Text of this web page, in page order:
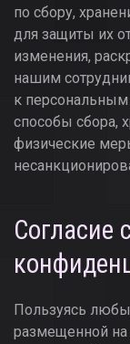
по сбору,
для защиты их
изменения,
нашим
к
способы сбора,
физические
Согласие
Пользуясь
размещенной на